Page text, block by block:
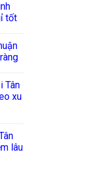
tốt
Tân
xu
lâu